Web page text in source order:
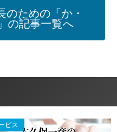
のための「か・
の記事一覧へ
ビス